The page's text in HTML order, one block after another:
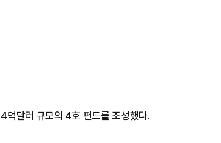
달러 규모의 4호 펀드를 조성했다.